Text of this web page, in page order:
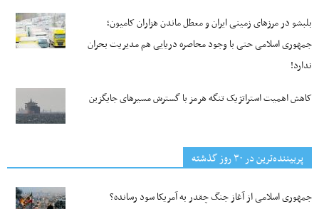
بلبشو در مرزهای زمینی ایران و معطل ماندن هزاران کامیون؛
جمهوری اسلامی حتی با وجود محاصره دریایی هم مدیریت بحران
ندارد!
کاهش اهمیت استراتژیک تنگه‌ هرمز با گسترش مسیرهای جایگزین
پربیننده‌ترین‌ در ۳۰ روز گذشته
جمهوری اسلامی از آغاز جنگ چقدر به آمریکا سود رسانده؟